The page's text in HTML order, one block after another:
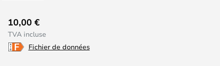
to
the
beginning
10,00 €
TVA incluse
Fichier de données